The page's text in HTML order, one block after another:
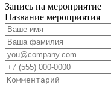
Запись на мероприятие
Название мероприятия